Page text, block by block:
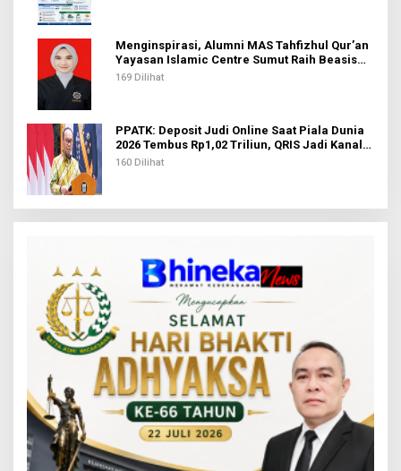
Menginspirasi, Alumni MAS Tahfizhul Qur’an
Yayasan Islamic Centre Sumut Raih Beasiswa
BIB Kemenag
169 Dilihat
PPATK: Deposit Judi Online Saat Piala Dunia
2026 Tembus Rp1,02 Triliun, QRIS Jadi Kanal
Terbanyak
160 Dilihat